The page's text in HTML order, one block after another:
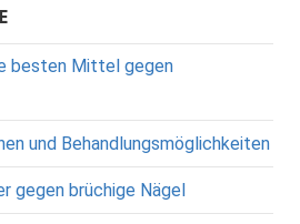
besten Mittel gegen
und Behandlungsmöglichkeiten
gegen brüchige Nägel